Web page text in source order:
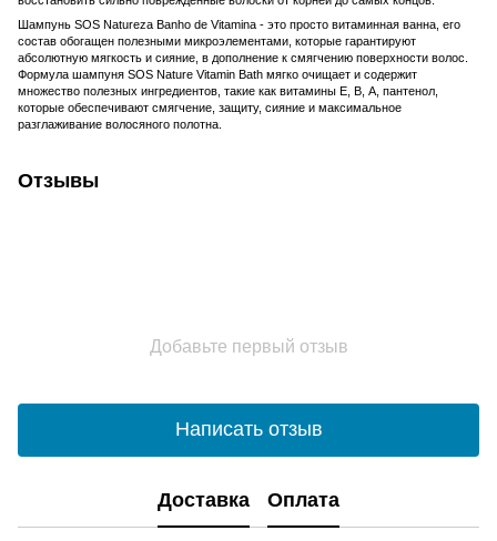
Шампунь SOS Natureza Banho de Vitamina - это просто витаминная ванна, его
состав обогащен полезными микроэлементами, которые гарантируют
абсолютную мягкость и сияние, в дополнение к смягчению поверхности волос.
Формула шампуня SOS Nature Vitamin Bath мягко очищает и содержит
множество полезных ингредиентов, такие как витамины Е, В, А, пантенол,
которые обеспечивают смягчение, защиту, сияние и максимальное
разглаживание волосяного полотна.
Отзывы
Добавьте первый отзыв
Написать отзыв
Доставка Оплата